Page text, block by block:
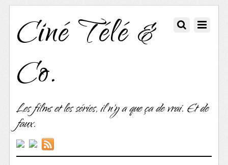
Ciné Télé &
Co.
Les films et les séries, il n'y a que ça de vrai. Et de
faux.